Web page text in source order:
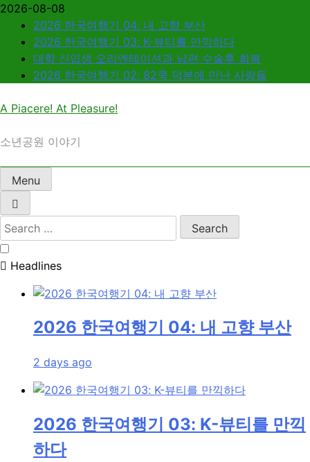
Skip
content
2026-08-08
2026 한국여행기 04: 내 고향 부산
2026 한국여행기 03: K-뷰티를 만끽하다
대학 신입생 오리엔테이션과 남편 수술후 회복
2026 한국여행기 02: 82쿡 덕분에 만난 사람들
A Piacere! At Pleasure!
소년공원 이야기
Menu
Search
for:
Headlines
2026 한국여행기 04: 내 고향 부산
2 days ago
2026 한국여행기 03: K-뷰티를 만끽
하다